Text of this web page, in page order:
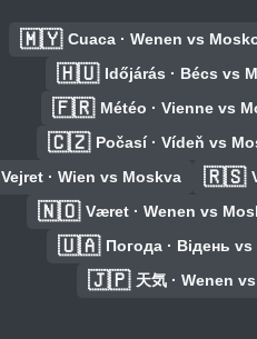
🇲🇾 Cuaca · Wenen vs
🇭🇺 Időjárás · Bécs vs
🇫🇷 Météo · Vienne vs
🇨🇿 Počasí · Vídeň vs
Vejret · Wien vs Moskva 🇷🇸
🇳🇴 Været · Wenen vs
🇺🇦 Погода · Відень
🇯🇵 天気 · Wenen